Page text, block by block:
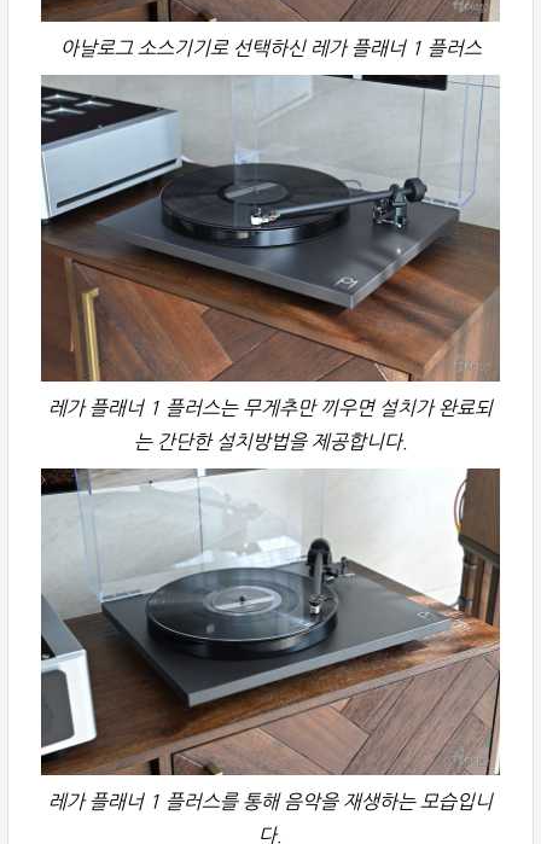
아날로그 소스기기로 선택하신 레가 플래너 1 플러스
레가 플래너 1 플러스는 무게추만 끼우면 설치가 완료되
는 간단한 설치방법을 제공합니다.
레가 플래너 1 플러스를 통해 음악을 재생하는 모습입니
다.